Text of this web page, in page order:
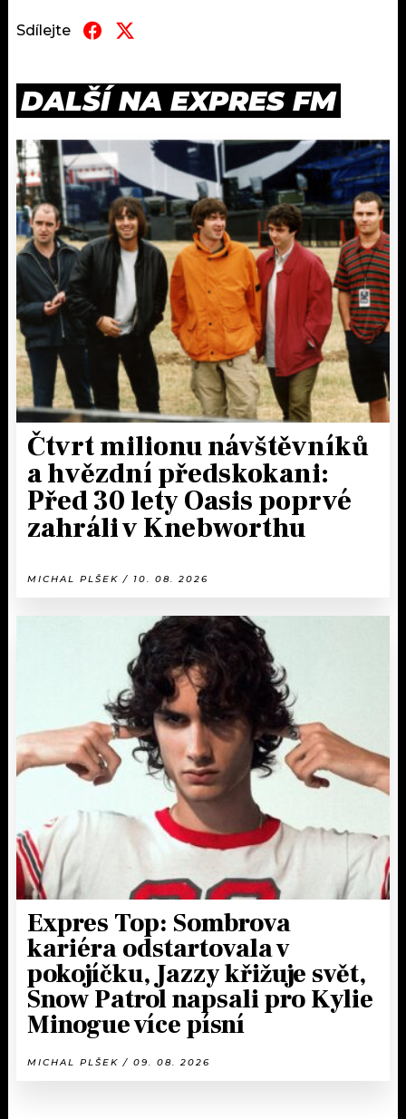
Sdílejte
DALŠÍ NA EXPRES FM
Čtvrt milionu návštěvníků
a hvězdní předskokani:
Před 30 lety Oasis poprvé
zahráli v Knebworthu
MICHAL PLŠEK / 10. 08. 2026
Expres Top: Sombrova
kariéra odstartovala v
pokojíčku, Jazzy křižuje svět,
Snow Patrol napsali pro Kylie
Minogue více písní
MICHAL PLŠEK / 09. 08. 2026